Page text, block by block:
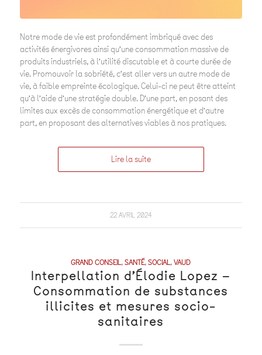
Notre mode de vie est profondément imbriqué avec des
activités énergivores ainsi qu’une consommation massive de
produits industriels, à l’utilité discutable et à courte durée de
vie. Promouvoir la sobriété, c’est aller vers un autre mode de
vie, à faible empreinte écologique. Celui-ci ne peut être atteint
qu’à l’aide d’une stratégie double. D’une part, en posant des
limites aux excès de consommation énergétique et d’autre
part, en proposant des alternatives viables à nos pratiques.
Lire la suite
22 AVRIL 2024
GRAND CONSEIL,SANTÉ,SOCIAL,VAUD
Interpellation d’Élodie Lopez –
Consommation de substances
illicites et mesures socio-
sanitaires